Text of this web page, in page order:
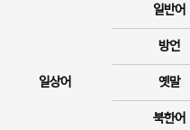
일상어
일반어
방언
옛말
북한어